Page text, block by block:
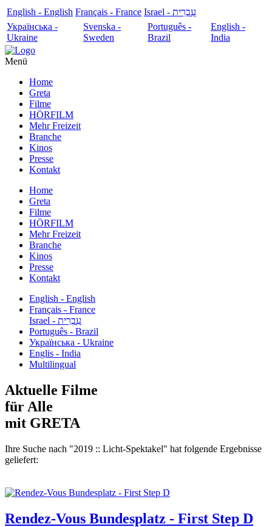
English - English Français - France
עִבְרִית - Israel
Українська -
Ukraine
Svenska -
Sweden
Português -
Brazil
English -
India
Menü
Home
Greta
Filme
HÖRFILM
Mehr Freizeit
Branche
Kinos
Presse
Kontakt
Home
Greta
Filme
HÖRFILM
Mehr Freizeit
Branche
Kinos
Presse
Kontakt
English - English
Français - France
עִבְרִית - Israel
Português - Brazil
Українська - Ukraine
Englis - India
Multilingual
Aktuelle Filme
für Alle
mit GRETA
Ihre Suche nach "2019 :: Licht-Spektakel" hat folgende Ergebnisse
geliefert:
Rendez-Vous Bundesplatz - First Step D